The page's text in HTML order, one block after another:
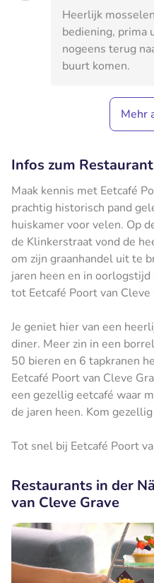
Heerlijk
bediening, prima
nogeens terug
buurt komen.
Mehr
Infos zum Restaurant
Maak kennis met Eetcafé
prachtig historisch pand
huiskamer voor velen. Op
de Klinkerstraat vond de
om zijn graanhandel uit te
jaren heen en in
tot Eetcafé Poort van Cleve
Je geniet hier van een
diner. Meer zin in een
50 bieren en 6 tapkranen
Eetcafé Poort van Cleve
een gezellig eetcafé waar
de jaren heen. Kom
Tot snel bij Eetcafé Poort
Restaurants in der
van Cleve Grave